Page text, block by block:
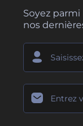
Soyez
nos